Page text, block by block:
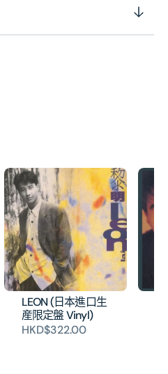
聲
數
量
LEON (日本進口生
産限定盤 Vinyl)
HKD$322.00